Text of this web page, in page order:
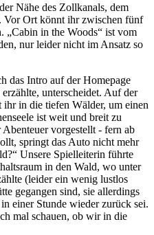
Nähe des Zollkanals, dem
Vor Ort könnt ihr zwischen fünf
„Cabin in the Woods“ ist vom
nur leider nicht im Ansatz so
das Intro auf der Homepage
unterscheidet. Auf der
in die tiefen Wälder, um einen
ist weit und breit zu
Abenteuer vorgestellt - fern ab
springt das Auto nicht mehr
Unsere Spielleiterin führte
in den Wald, wo unter
(leider ein wenig lustlos
gegangen sind, sie allerdings
einer Stunde wieder zurück sei.
mal schauen, ob wir in die